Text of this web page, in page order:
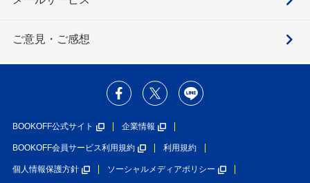
ご意見・ご感想
BOOKOFF公式サイト 企業情報
BOOKOFF会員サービス利用規約 利用規約
個人情報保護方針 ソーシャルメディアポリシー